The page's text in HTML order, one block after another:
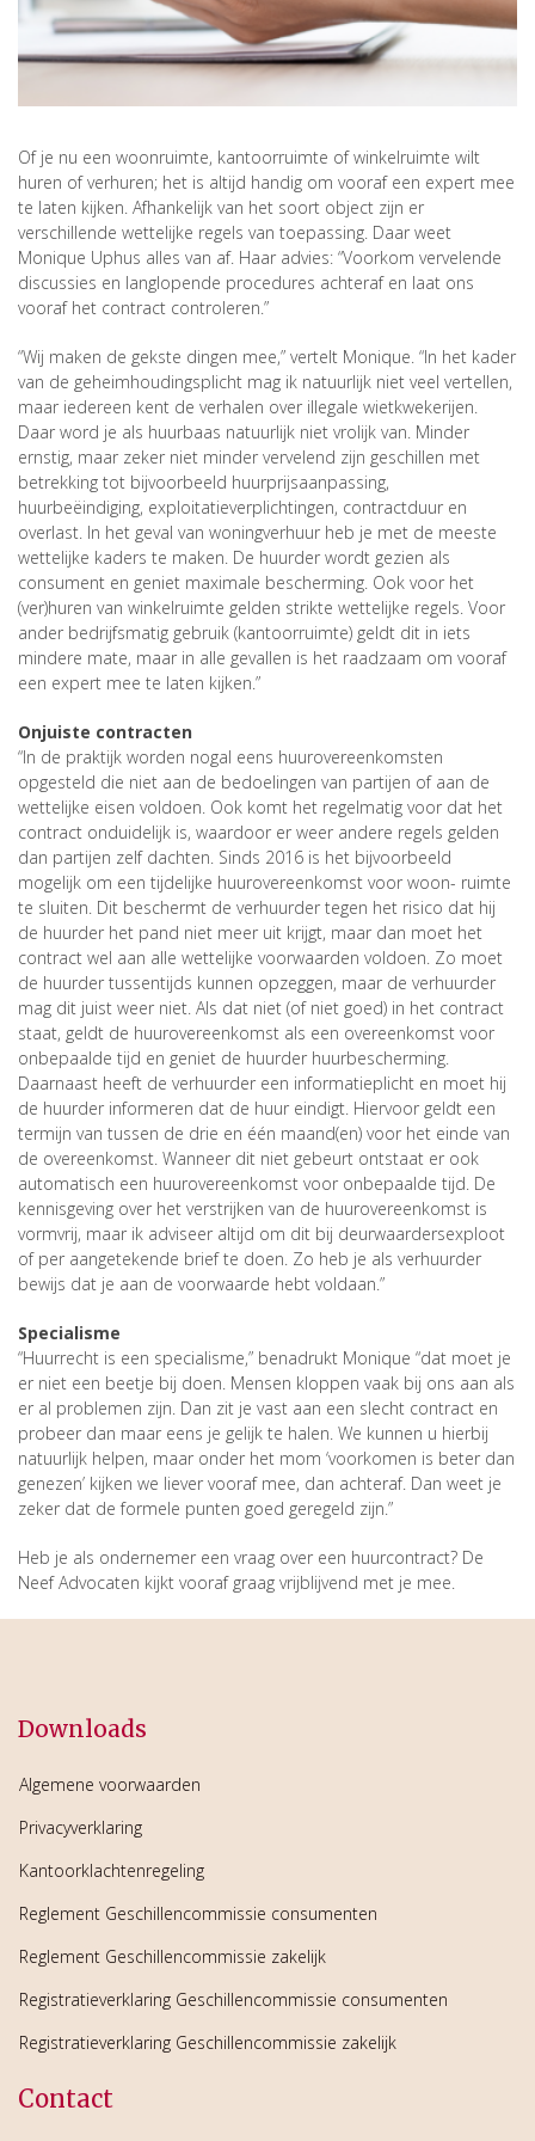
Of je nu een woonruimte, kantoorruimte of winkelruimte wilt
huren of verhuren; het is altijd handig om vooraf een expert mee
te laten kijken. Afhankelijk van het soort object zijn er
verschillende wettelijke regels van toepassing. Daar weet
Monique Uphus alles van af. Haar advies: “Voorkom vervelende
discussies en langlopende procedures achteraf en laat ons
vooraf het contract controleren.”
“Wij maken de gekste dingen mee,” vertelt Monique. “In het kader
van de geheimhoudingsplicht mag ik natuurlijk niet veel vertellen,
maar iedereen kent de verhalen over illegale wietkwekerijen.
Daar word je als huurbaas natuurlijk niet vrolijk van. Minder
ernstig, maar zeker niet minder vervelend zijn geschillen met
betrekking tot bijvoorbeeld huurprijsaanpassing,
huurbeëindiging, exploitatieverplichtingen, contractduur en
overlast. In het geval van woningverhuur heb je met de meeste
wettelijke kaders te maken. De huurder wordt gezien als
consument en geniet maximale bescherming. Ook voor het
(ver)huren van winkelruimte gelden strikte wettelijke regels. Voor
ander bedrijfsmatig gebruik (kantoorruimte) geldt dit in iets
mindere mate, maar in alle gevallen is het raadzaam om vooraf
een expert mee te laten kijken.”
Onjuiste contracten
“In de praktijk worden nogal eens huurovereenkomsten
opgesteld die niet aan de bedoelingen van partijen of aan de
wettelijke eisen voldoen. Ook komt het regelmatig voor dat het
contract onduidelijk is, waardoor er weer andere regels gelden
dan partijen zelf dachten. Sinds 2016 is het bijvoorbeeld
mogelijk om een tijdelijke huurovereenkomst voor woon- ruimte
te sluiten. Dit beschermt de verhuurder tegen het risico dat hij
de huurder het pand niet meer uit krijgt, maar dan moet het
contract wel aan alle wettelijke voorwaarden voldoen. Zo moet
de huurder tussentijds kunnen opzeggen, maar de verhuurder
mag dit juist weer niet. Als dat niet (of niet goed) in het contract
staat, geldt de huurovereenkomst als een overeenkomst voor
onbepaalde tijd en geniet de huurder huurbescherming.
Daarnaast heeft de verhuurder een informatieplicht en moet hij
de huurder informeren dat de huur eindigt. Hiervoor geldt een
termijn van tussen de drie en één maand(en) voor het einde van
de overeenkomst. Wanneer dit niet gebeurt ontstaat er ook
automatisch een huurovereenkomst voor onbepaalde tijd. De
kennisgeving over het verstrijken van de huurovereenkomst is
vormvrij, maar ik adviseer altijd om dit bij deurwaardersexploot
of per aangetekende brief te doen. Zo heb je als verhuurder
bewijs dat je aan de voorwaarde hebt voldaan.”
Specialisme
“Huurrecht is een specialisme,” benadrukt Monique “dat moet je
er niet een beetje bij doen. Mensen kloppen vaak bij ons aan als
er al problemen zijn. Dan zit je vast aan een slecht contract en
probeer dan maar eens je gelijk te halen. We kunnen u hierbij
natuurlijk helpen, maar onder het mom ‘voorkomen is beter dan
genezen’ kijken we liever vooraf mee, dan achteraf. Dan weet je
zeker dat de formele punten goed geregeld zijn.”
Heb je als ondernemer een vraag over een huurcontract? De
Neef Advocaten kijkt vooraf graag vrijblijvend met je mee.
Downloads
Algemene voorwaarden
Privacyverklaring
Kantoorklachtenregeling
Reglement Geschillencommissie consumenten
Reglement Geschillencommissie zakelijk
Registratieverklaring Geschillencommissie consumenten
Registratieverklaring Geschillencommissie zakelijk
Contact